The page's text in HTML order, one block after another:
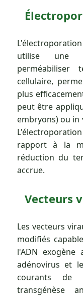
utilise une
perméabiliser
cellulaire,
plus
peut être
embryons) ou in
rapport à la
réduction du
accrue.
Vecteurs
Les vecteurs
modifiés
l'ADN exogène
adénovirus et
courants de
transgénèse